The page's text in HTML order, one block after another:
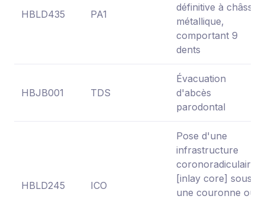
HBLD435 PA1
définitive à châssis
métallique,
comportant 9
dents
HBJB001 TDS
Évacuation
d'abcès
parodontal
HBLD245 ICO
Pose d'une
infrastructure
coronoradiculaire
[inlay core] sous
une couronne ou